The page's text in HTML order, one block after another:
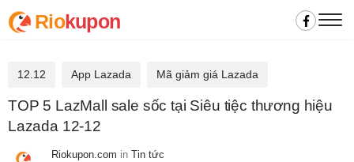
Riokupon
12.12 App Lazada Mã giảm giá Lazada
TOP 5 LazMall sale sốc tại Siêu tiệc thương hiệu
Lazada 12-12
Riokupon.com in Tin tức